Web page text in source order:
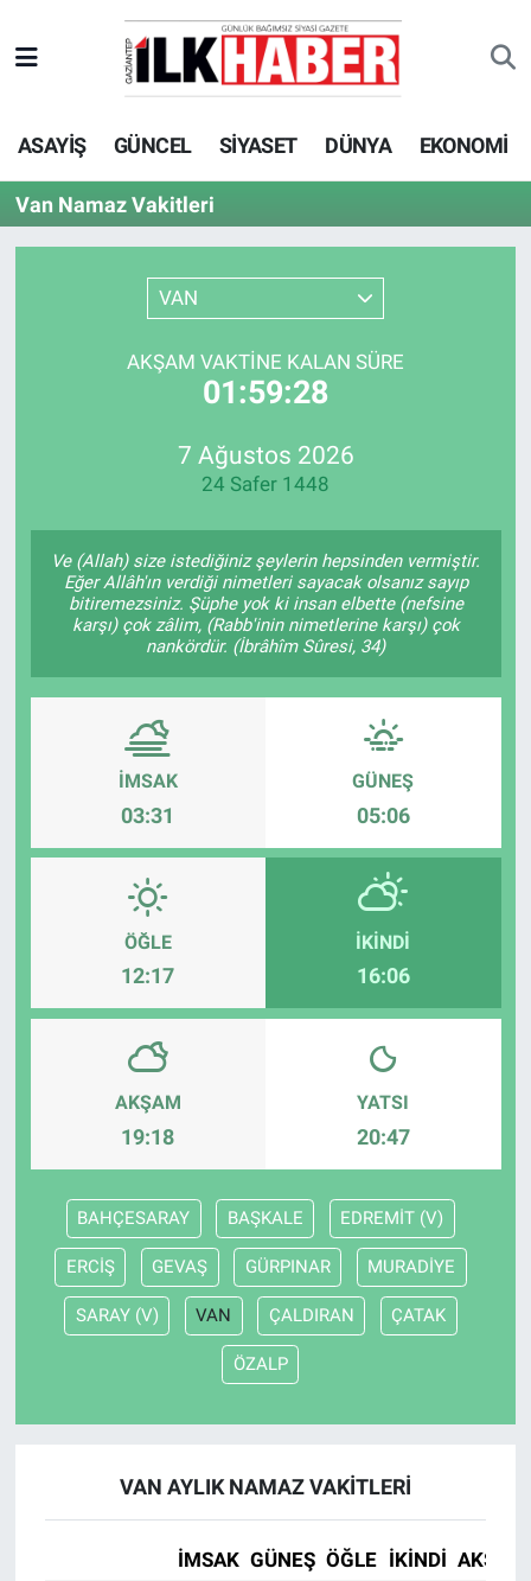
ASAYİŞ GÜNCEL SİYASET DÜNYA EKONOMİ
Van Namaz Vakitleri
VAN
AKŞAM VAKTINE KALAN SÜRE
01:59:28
7 Ağustos 2026
24 Safer 1448
Ve (Allah) size istediğiniz şeylerin hepsinden vermiştir.
Eğer Allâh'ın verdiği nimetleri sayacak olsanız sayıp
bitiremezsiniz. Şüphe yok ki insan elbette (nefsine
karşı) çok zâlim, (Rabb'inin nimetlerine karşı) çok
nankördür. (İbrâhîm Sûresi, 34)
İMSAK
03:31
GÜNEŞ
05:06
ÖĞLE
12:17
İKINDI
16:06
AKŞAM
19:18
YATSI
20:47
BAHÇESARAY BAŞKALE EDREMİT (V)
ERCİŞ GEVAŞ GÜRPINAR MURADİYE
SARAY (V) VAN ÇALDIRAN ÇATAK
ÖZALP
VAN AYLIK NAMAZ VAKITLERI
İMSAK GÜNEŞ ÖĞLE İKINDI AKŞAM
EKONOMİ
SİYASET
SAĞLIK
Beyoğlu Hava Durumu
Beyoğlu Trafik Yoğunluk Haritası
Süper Lig Puan Durumu ve Fikstür
Tüm Manşetler